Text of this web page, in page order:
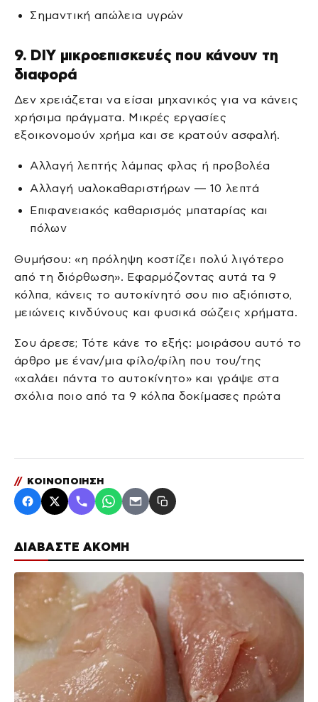
ΔΙΑΒΑΣΤΕ ΑΚΟΜΗ
Σημαντική απώλεια υγρών
9. DIY μικροεπισκευές που κάνουν τη
διαφορά
Δεν χρειάζεται να είσαι μηχανικός για να κάνεις
χρήσιμα πράγματα. Μικρές εργασίες
εξοικονομούν χρήμα και σε κρατούν ασφαλή.
Αλλαγή λεπτής λάμπας φλας ή προβολέα
Αλλαγή υαλοκαθαριστήρων — 10 λεπτά
Επιφανειακός καθαρισμός μπαταρίας και
πόλων
Θυμήσου: «η πρόληψη κοστίζει πολύ λιγότερο
από τη διόρθωση». Εφαρμόζοντας αυτά τα 9
κόλπα, κάνεις το αυτοκίνητό σου πιο αξιόπιστο,
μειώνεις κινδύνους και φυσικά σώζεις χρήματα.
Σου άρεσε; Τότε κάνε το εξής: μοιράσου αυτό το
άρθρο με έναν/μια φίλο/φίλη που του/της
«χαλάει πάντα το αυτοκίνητο» και γράψε στα
σχόλια ποιο από τα 9 κόλπα δοκίμασες πρώτα
// ΚΟΙΝΟΠΟΙΗΣΗ